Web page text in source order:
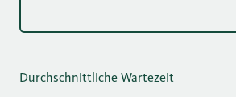
Durchschnittliche Wartezeit